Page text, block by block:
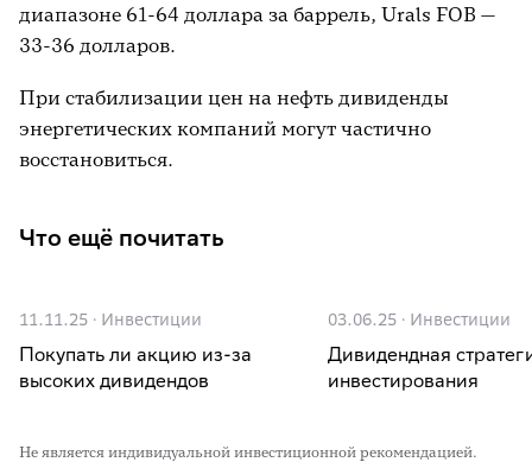
диапазоне 61-64 доллара за баррель, Urals FOB —
33-36 долларов.
При стабилизации цен на нефть дивиденды
энергетических компаний могут частично
восстановиться.
Что ещё почитать
11.11.25 · Инвестиции
Покупать ли акцию из-за
высоких дивидендов
03.06.25 · Инвестиции
Дивидендная
инвестирования
Не является индивидуальной инвестиционной рекомендацией.